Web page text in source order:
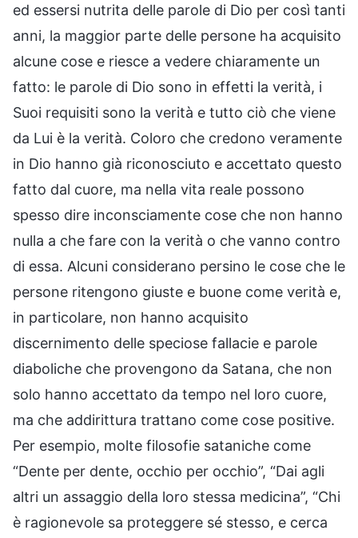
ed essersi nutrita delle parole di Dio per così tanti
anni, la maggior parte delle persone ha acquisito
alcune cose e riesce a vedere chiaramente un
fatto: le parole di Dio sono in effetti la verità, i
Suoi requisiti sono la verità e tutto ciò che viene
da Lui è la verità. Coloro che credono veramente
in Dio hanno già riconosciuto e accettato questo
fatto dal cuore, ma nella vita reale possono
spesso dire inconsciamente cose che non hanno
nulla a che fare con la verità o che vanno contro
di essa. Alcuni considerano persino le cose che le
persone ritengono giuste e buone come verità e,
in particolare, non hanno acquisito
discernimento delle speciose fallacie e parole
diaboliche che provengono da Satana, che non
solo hanno accettato da tempo nel loro cuore,
ma che addirittura trattano come cose positive.
Per esempio, molte filosofie sataniche come
“Dente per dente, occhio per occhio”, “Dai agli
altri un assaggio della loro stessa medicina”, “Chi
è ragionevole sa proteggere sé stesso, e cerca